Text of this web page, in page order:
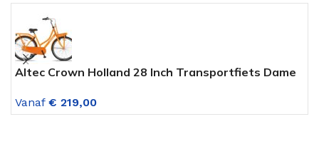
Altec Crown Holland 28 Inch Transportfiets Dame
Vanaf € 219,00